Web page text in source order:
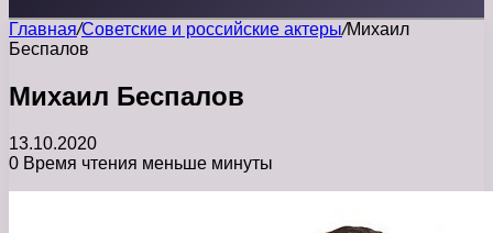
Главная/Советские и российские актеры/Михаил
Беспалов
Михаил Беспалов
13.10.2020
0 Время чтения меньше минуты